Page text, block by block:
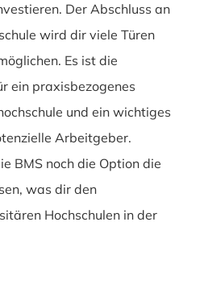
Der Abschluss an
wird dir viele Türen
Es ist die
ein praxisbezogenes
und ein wichtiges
Arbeitgeber.
BMS noch die Option die
was dir den
Hochschulen in der